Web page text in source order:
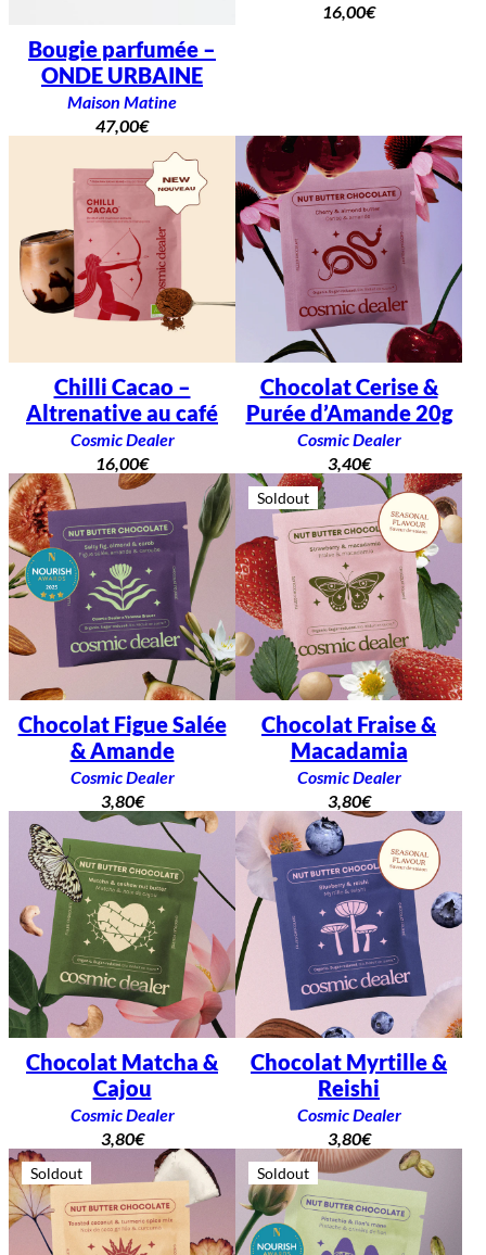
Bougie parfumée –
ONDE URBAINE
Maison Matine
47,00€
16,00€
Chilli Cacao –
Altrenative au café
Cosmic Dealer
16,00€
Chocolat Cerise &
Purée d’Amande 20g
Cosmic Dealer
3,40€
Chocolat Figue Salée
& Amande
Cosmic Dealer
3,80€
Soldout
Chocolat Fraise &
Macadamia
Cosmic Dealer
3,80€
Chocolat Matcha &
Cajou
Cosmic Dealer
3,80€
Chocolat Myrtille &
Reishi
Cosmic Dealer
3,80€
Soldout Soldout